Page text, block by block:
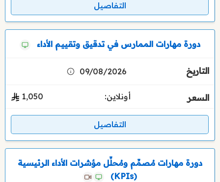
التفاصيل
دورة مهارات الممارس في تدقيق وتقييم الأداء
09/08/2026
أونلاين: 1٬050
التفاصيل
دورة مهارات مُصمِّم ومُحلِّل مؤشرات الأداء الرئيسية
(KPIs)